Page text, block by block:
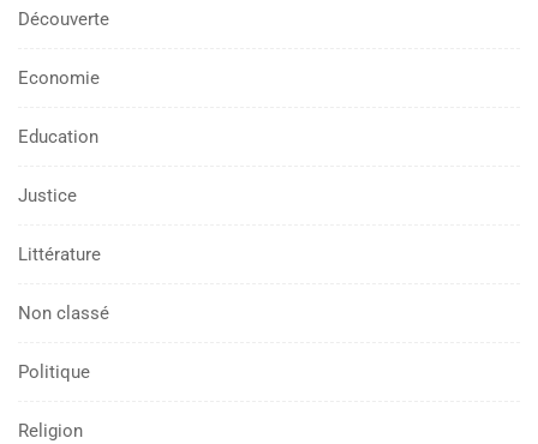
Découverte
Economie
Education
Justice
Littérature
Non classé
Politique
Religion